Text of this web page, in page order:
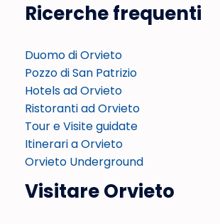
Ricerche frequenti
Duomo di Orvieto
Pozzo di San Patrizio
Hotels ad Orvieto
Ristoranti ad Orvieto
Tour e Visite guidate
Itinerari a Orvieto
Orvieto Underground
Visitare Orvieto